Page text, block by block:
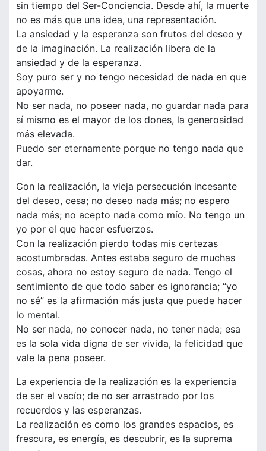
sin tiempo del Ser-Conciencia. Desde ahí, la muerte
no es más que una idea, una representación.
La ansiedad y la esperanza son frutos del deseo y
de la imaginación. La realización libera de la
ansiedad y de la esperanza.
Soy puro ser y no tengo necesidad de nada en que
apoyarme.
No ser nada, no poseer nada, no guardar nada para
sí mismo es el mayor de los dones, la generosidad
más elevada.
Puedo ser eternamente porque no tengo nada que
dar.
Con la realización, la vieja persecución incesante
del deseo, cesa; no deseo nada más; no espero
nada más; no acepto nada como mío. No tengo un
yo por el que hacer esfuerzos.
Con la realización pierdo todas mis certezas
acostumbradas. Antes estaba seguro de muchas
cosas, ahora no estoy seguro de nada. Tengo el
sentimiento de que todo saber es ignorancia; “yo
no sé” es la afirmación más justa que puede hacer
lo mental.
No ser nada, no conocer nada, no tener nada; esa
es la sola vida digna de ser vivida, la felicidad que
vale la pena poseer.
La experiencia de la realización es la experiencia
de ser el vacío; de no ser arrastrado por los
recuerdos y las esperanzas.
La realización es como los grandes espacios, es
frescura, es energía, es descubrir, es la suprema